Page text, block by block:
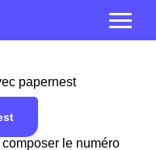
papernest
le numéro